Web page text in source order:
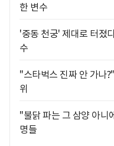
한 변수
'중동 천궁' 제대로 터졌
수
"스타벅스 진짜 안 가나
위
"불닭 파는 그 삼양 아니
명들